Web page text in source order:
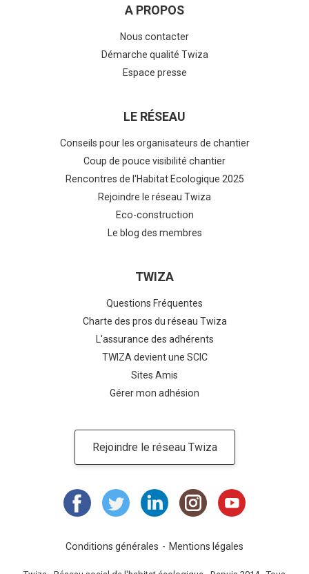
A PROPOS
Nous contacter
Démarche qualité Twiza
Espace presse
LE RÉSEAU
Conseils pour les organisateurs de chantier
Coup de pouce visibilité chantier
Rencontres de l'Habitat Ecologique 2025
Rejoindre le réseau Twiza
Eco-construction
Le blog des membres
TWIZA
Questions Fréquentes
Charte des pros du réseau Twiza
L'assurance des adhérents
TWIZA devient une SCIC
Sites Amis
Gérer mon adhésion
Rejoindre le réseau Twiza
Conditions générales Mentions légales